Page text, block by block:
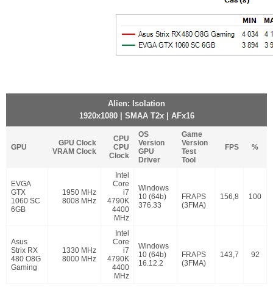
Alien: Isolation
1920x1080 | SMAA T2x | AFx16
GPU
GPU Clock
VRAM Clock
CPU
CPU
Clock
OS
Version
GPU
Driver
Game
Version
Test
Tool
FPS %
EVGA
GTX
1060 SC
6GB
1950 MHz
8008 MHz
Intel
Core
i7
4790K
4400
MHz
Windows
10 (64b)
376.33
FRAPS
(3FMA)
156,8 100
Asus
Strix RX
480 O8G
Gaming
1330 MHz
8000 MHz
Intel
Core
i7
4790K
4400
MHz
Windows
10 (64b)
16.12.2
FRAPS
(3FMA)
143,7 92